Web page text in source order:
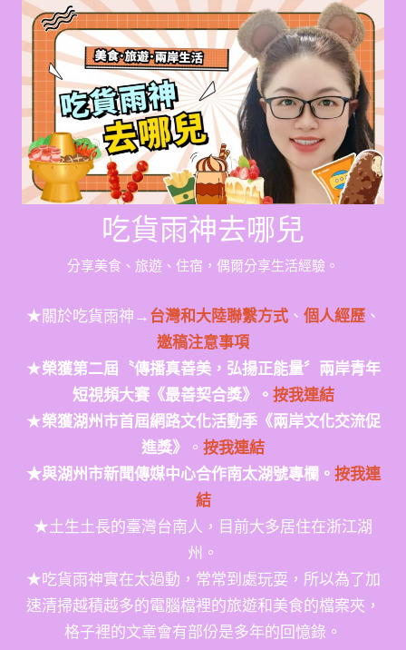
Skip
content
吃貨雨神去哪兒
分享美食、旅遊、住宿，偶爾分享生活經驗。
★關於吃貨雨神→台灣和大陸聯繫方式、 個人經歷、
邀稿注意事項
★榮獲第二屆〝傳播真善美，弘揚正能量〞兩岸青年
短視頻大賽《最善契合獎》。 按我連結
★榮獲湖州市首屆網路文化活動季《兩岸文化交流促
進獎》
。 按我連結
★與湖州市新聞傳媒中心合作南太湖號專欄。 按我連
結
★土生土長的臺灣台南人，目前大多居住在浙江湖
州。
★吃貨雨神實在太過動，常常到處玩耍，所以為了加
速清掃越積越多的電腦檔裡的旅遊和美食的檔案夾，
格子裡的文章會有部份是多年的回憶錄。